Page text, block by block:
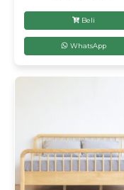
Beli
WhatsApp